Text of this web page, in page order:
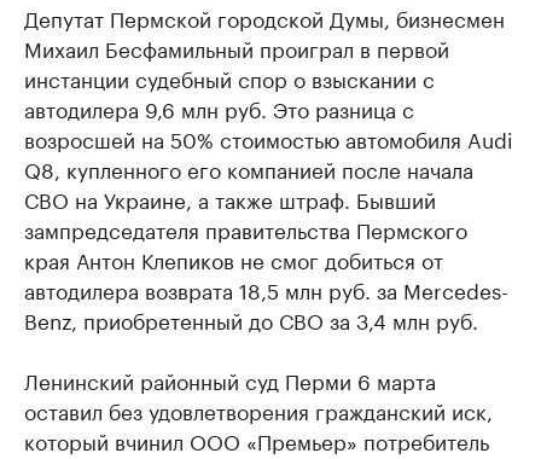
Депутат Пермской городской Думы, бизнесмен
Михаил Бесфамильный проиграл в первой
инстанции судебный спор о взыскании с
автодилера 9,6 млн руб. Это разница с
возросшей на 50% стоимостью автомобиля Audi
Q8, купленного его компанией после начала
СВО на Украине, а также штраф. Бывший
зампредседателя правительства Пермского
края Антон Клепиков не смог добиться от
автодилера возврата 18,5 млн руб. за Mercedes-
Benz, приобретенный до СВО за 3,4 млн руб.
Ленинский районный суд Перми 6 марта
оставил без удовлетворения гражданский иск,
который вчинил ООО «Премьер» потребитель